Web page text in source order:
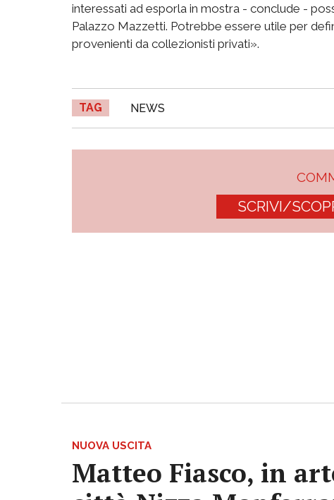
interessati ad esporla in mostra - conclude -
Palazzo Mazzetti. Potrebbe essere utile per
provenienti da collezionisti privati».
TAG NEWS
SCRIVI/
NUOVA USCITA
Matteo Fiasco, in